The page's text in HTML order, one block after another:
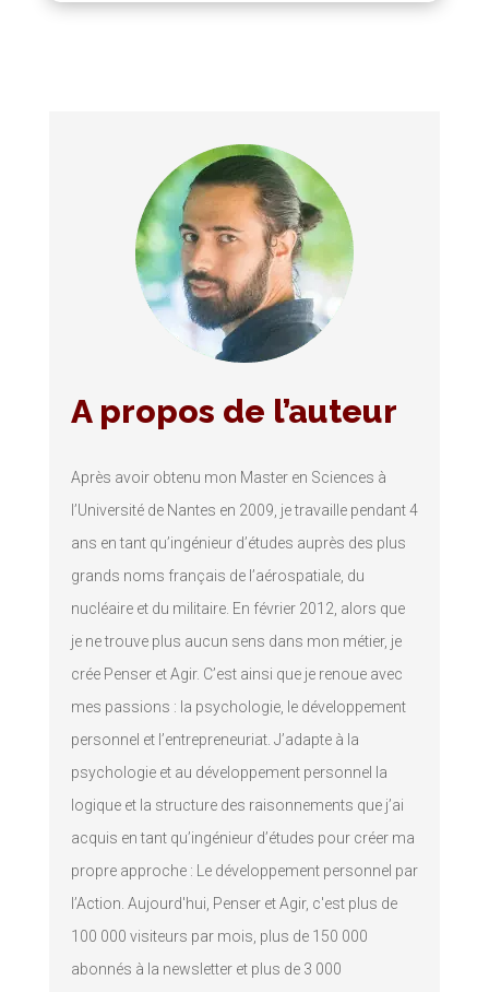
A propos de l’auteur
Après avoir obtenu mon Master en Sciences à
l’Université de Nantes en 2009, je travaille pendant 4
ans en tant qu’ingénieur d’études auprès des plus
grands noms français de l’aérospatiale, du
nucléaire et du militaire. En février 2012, alors que
je ne trouve plus aucun sens dans mon métier, je
crée Penser et Agir. C’est ainsi que je renoue avec
mes passions : la psychologie, le développement
personnel et l’entrepreneuriat. J’adapte à la
psychologie et au développement personnel la
logique et la structure des raisonnements que j’ai
acquis en tant qu’ingénieur d’études pour créer ma
propre approche : Le développement personnel par
l’Action. Aujourd'hui, Penser et Agir, c'est plus de
100 000 visiteurs par mois, plus de 150 000
abonnés à la newsletter et plus de 3 000